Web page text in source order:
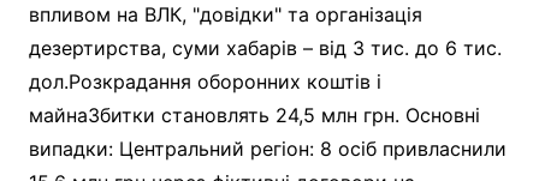
впливом на ВЛК, "довідки" та організація
дезертирства, суми хабарів – від 3 тис. до 6 тис.
дол.Розкрадання оборонних коштів і
майнаЗбитки становлять 24,5 млн грн. Основні
випадки: Центральний регіон: 8 осіб привласнили